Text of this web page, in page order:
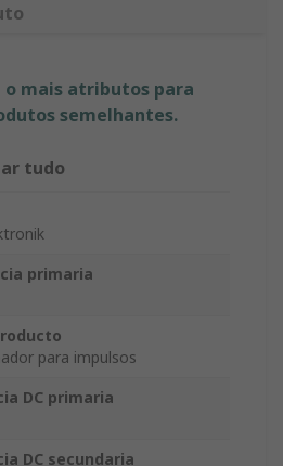
o mais atributos para
semelhantes.
tudo
primaria
para impulsos
DC primaria
DC secundaria